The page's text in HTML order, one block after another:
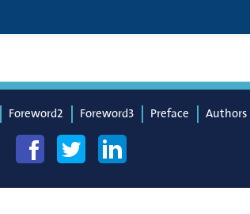
Foreword2 Foreword3 Preface Authors